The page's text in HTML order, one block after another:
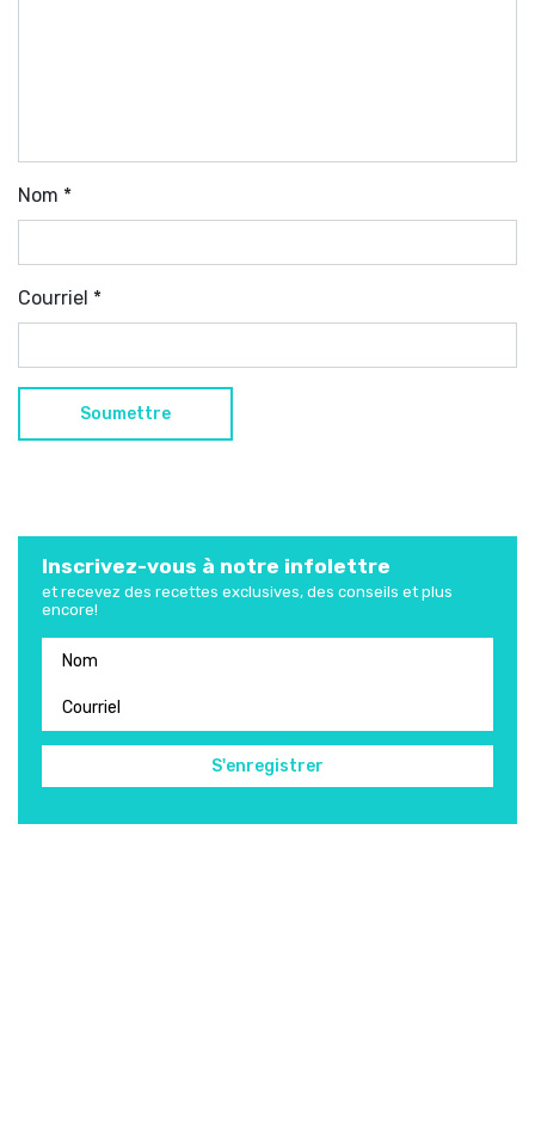
Nom *
Courriel *
Inscrivez-vous à notre infolettre
et recevez des recettes exclusives, des conseils et plus
encore!